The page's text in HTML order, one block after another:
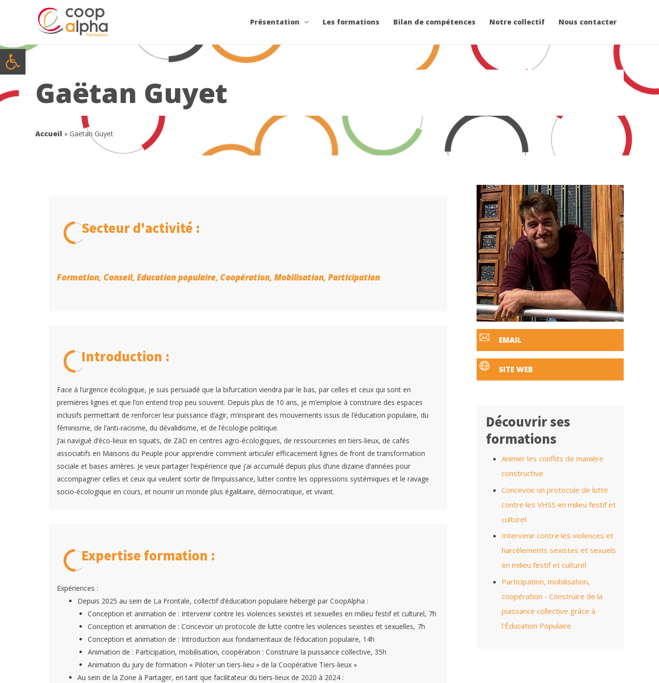
Ouvrir la barre d’outils
Présentation Les formations Bilan de compétences Notre collectif Nous contacter
Gaëtan Guyet
Accueil » Gaëtan Guyet
Secteur d'activité :
Formation, Conseil, Education populaire, Coopération, Mobilisation, Participation
Introduction :
Face à l’urgence écologique, je suis persuadé que la bifurcation viendra par le bas, par celles et ceux qui sont en
premières lignes et que l’on entend trop peu souvent. Depuis plus de 10 ans, je m’emploie à construire des espaces
inclusifs permettant de renforcer leur puissance d’agir, m’inspirant des mouvements issus de l’éducation populaire, du
féminisme, de l’anti-racisme, du dévalidisme, et de l’écologie politique.
J’ai navigué d’éco-lieux en squats, de ZàD en centres agro-écologiques, de ressourceries en tiers-lieux, de cafés
associatifs en Maisons du Peuple pour apprendre comment articuler efficacement lignes de front de transformation
sociale et bases arrières. Je veux partager l’expérience que j’ai accumulé depuis plus d’une dizaine d’années pour
accompagner celles et ceux qui veulent sortir de l’impuissance, lutter contre les oppressions systémiques et le ravage
socio-écologique en cours, et nourrir un monde plus égalitaire, démocratique, et vivant.
Expertise formation :
Expériences :
Depuis 2025 au sein de La Frontale, collectif d’éducation populaire hébergé par CoopAlpha :
Conception et animation de : Intervenir contre les violences sexistes et sexuelles en milieu festif et culturel, 7h
Conception et animation de : Concevoir un protocole de lutte contre les violences sexistes et sexuelles, 7h
Conception et animation de : Introduction aux fondamentaux de l’éducation populaire, 14h
Animation de : Participation, mobilisation, coopération : Construire la puissance collective, 35h
Animation du jury de formation « Piloter un tiers-lieu » de la Coopérative Tiers-lieux »
Au sein de la Zone à Partager, en tant que facilitateur du tiers-lieux de 2020 à 2024 :
EMAIL
SITE WEB
Découvrir ses
formations
Animer les conflits de manière
constructive
Concevoir un protocole de lutte
contre les VHSS en milieu festif et
culturel
Intervenir contre les violences et
harcèlements sexistes et sexuels
en milieu festif et culturel
Participation, mobilisation,
coopération - Construire de la
puissance collective grâce à
l'Éducation Populaire